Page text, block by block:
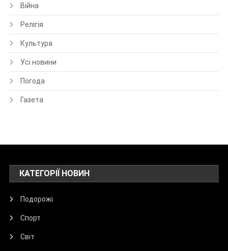
Війна
Релігія
Культура
Усі новини
Погода
Газета
КАТЕГОРІЇ НОВИН
Подорожі
Спорт
Світ